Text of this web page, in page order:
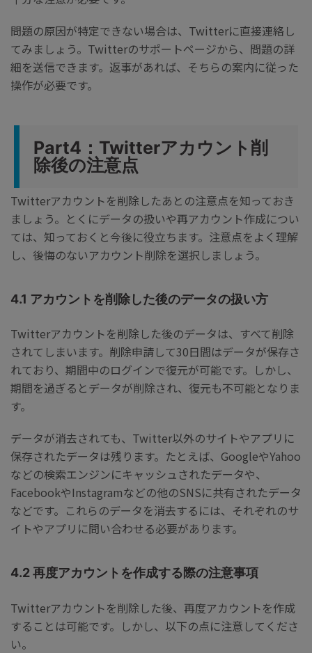
問題の原因が特定できない場合は、Twitterに直接連絡し
てみましょう。Twitterのサポートページから、問題の詳
細を送信できます。返事があれば、そちらの案内に従った
操作が必要です。
Part4：Twitterアカウント削
除後の注意点
Twitterアカウントを削除したあとの注意点を知っておき
ましょう。とくにデータの扱いや再アカウント作成につい
ては、知っておくと今後に役立ちます。注意点をよく理解
し、後悔のないアカウント削除を選択しましょう。
4.1 アカウントを削除した後のデータの扱い方
Twitterアカウントを削除した後のデータは、すべて削除
されてしまいます。削除申請して30日間はデータが保存さ
れており、期間中のログインで復元が可能です。しかし、
期間を過ぎるとデータが削除され、復元も不可能となりま
す。
データが消去されても、Twitter以外のサイトやアプリに
保存されたデータは残ります。たとえば、GoogleやYahoo
などの検索エンジンにキャッシュされたデータや、
FacebookやInstagramなどの他のSNSに共有されたデータ
などです。これらのデータを消去するには、それぞれのサ
イトやアプリに問い合わせる必要があります。
4.2 再度アカウントを作成する際の注意事項
Twitterアカウントを削除した後、再度アカウントを作成
することは可能です。しかし、以下の点に注意してくださ
い。